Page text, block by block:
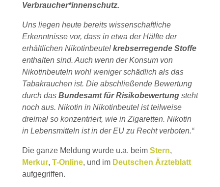
Verbraucher*innenschutz.
Uns liegen heute bereits wissenschaftliche
Erkenntnisse vor, dass in etwa der Hälfte der
erhältlichen Nikotinbeutel krebserregende Stoffe
enthalten sind. Auch wenn der Konsum von
Nikotinbeuteln wohl weniger schädlich als das
Tabakrauchen ist. Die abschließende Bewertung
durch das Bundesamt für Risikobewertung steht
noch aus. Nikotin in Nikotinbeutel ist teilweise
dreimal so konzentriert, wie in Zigaretten. Nikotin
in Lebensmitteln ist in der EU zu Recht verboten.“
Die ganze Meldung wurde u.a. beim Stern,
Merkur, T-Online, und im Deutschen Ärzteblatt
aufgegriffen.